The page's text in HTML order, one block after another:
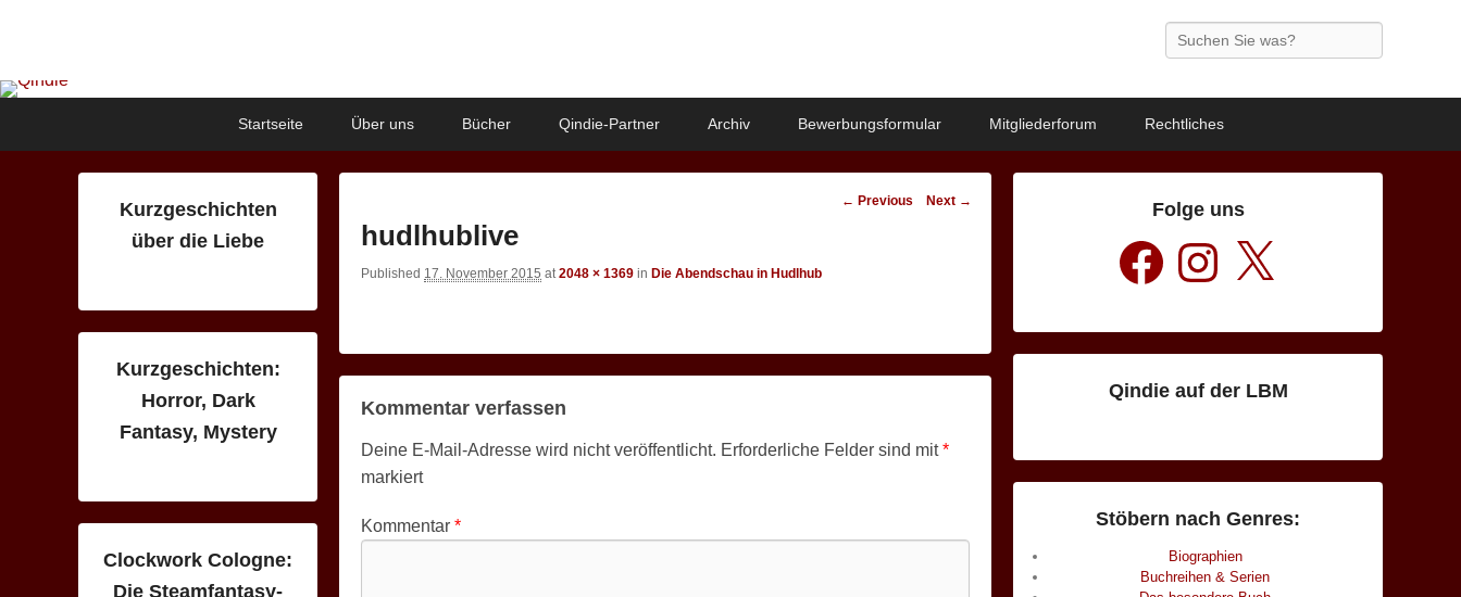
Search
Startseite Über uns Bücher Qindie-Partner Archiv Bewerbungsformular Mitgliederforum Rechtliches
Image
← Previous Next →
hudlhublive
Published 17. November 2015 at 2048 × 1369 in Die Abendschau in Hudlhub
Kommentar verfassen
Deine E-Mail-Adresse wird nicht veröffentlicht. Erforderliche Felder sind mit*
markiert
Kommentar *
Folge uns
Facebook Instagram
Qindie auf der LBM
Stöbern nach Genres:
Biographien
Buchreihen & Serien
Kurzgeschichten
über die Liebe
Kurzgeschichten:
Horror, Dark
Fantasy, Mystery
Clockwork Cologne:
Die Steamfantasy-